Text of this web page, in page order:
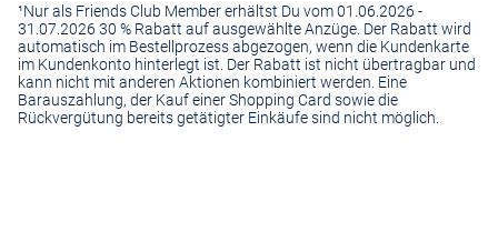
¹Nur als Friends Club Member erhältst Du vom 01.06.2026 -
31.07.2026 30 % Rabatt auf ausgewählte Anzüge. Der Rabatt wird
automatisch im Bestellprozess abgezogen, wenn die Kundenkarte
im Kundenkonto hinterlegt ist. Der Rabatt ist nicht übertragbar und
kann nicht mit anderen Aktionen kombiniert werden. Eine
Barauszahlung, der Kauf einer Shopping Card sowie die
Rückvergütung bereits getätigter Einkäufe sind nicht möglich.